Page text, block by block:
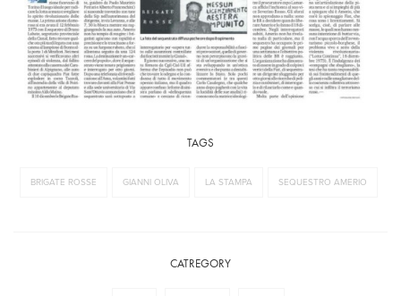
TAGS
BRIGATE ROSSE GIANNI OLIVA LA STAMPA SEQUESTRO AMERIO
CATREGORY